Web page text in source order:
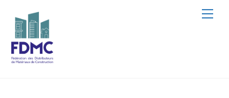
content